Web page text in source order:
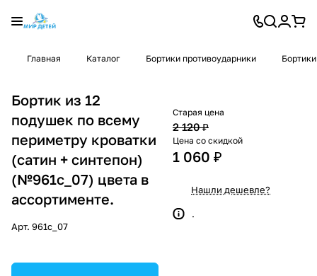
Главная Каталог Бортики противоударники
Бортик из 12
подушек по всему
периметру кроватки
(сатин + синтепон)
(№961с_07) цвета в
ассортименте.
Арт. 961с_07
Старая цена
2 120 ₽
Цена со скидкой
1 060 ₽
Нашли дешевле?
.